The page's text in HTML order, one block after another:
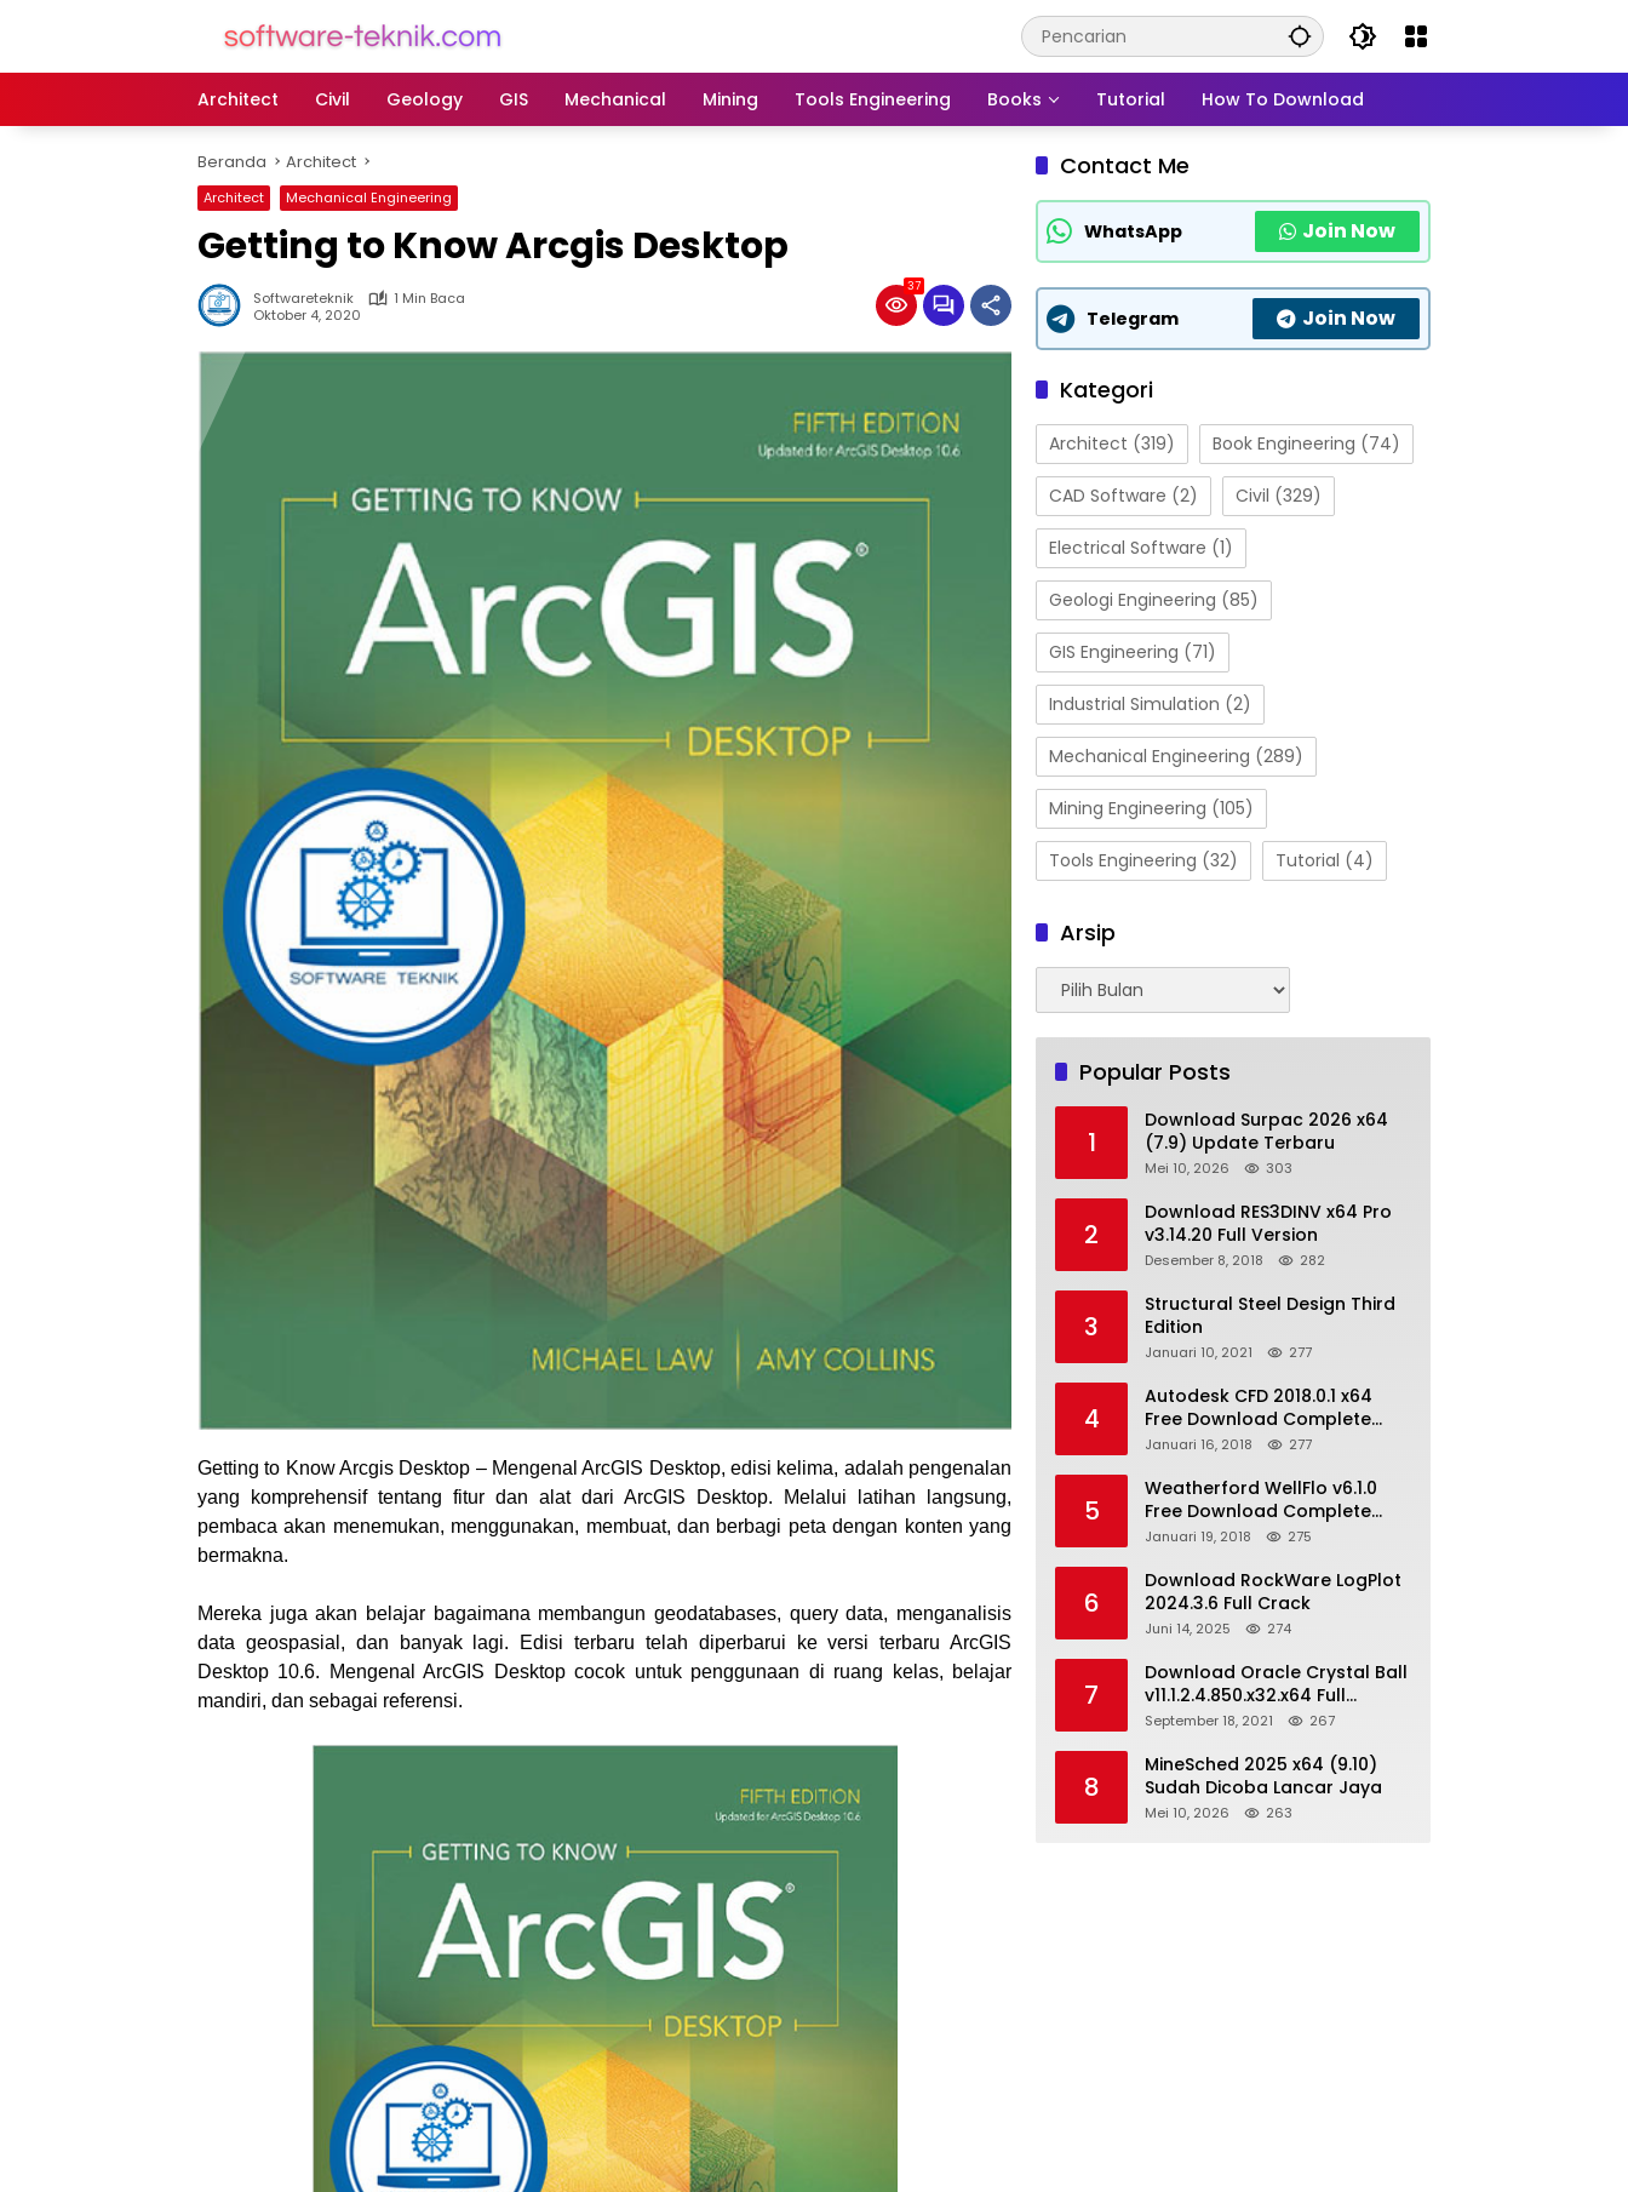
Architect
Civil Geology GIS Mechanical Mining Tools Engineering Books Tutorial How To Download
Beranda Architect
Architect Mechanical Engineering
Getting to Know Arcgis Desktop
Softwareteknik
1 Min Baca
Oktober 4, 2020
37
Getting to Know Arcgis Desktop – Mengenal ArcGIS Desktop, edisi kelima, adalah pengenalan
yang komprehensif tentang fitur dan alat dari ArcGIS Desktop. Melalui latihan langsung,
pembaca akan menemukan, menggunakan, membuat, dan berbagi peta dengan konten yang
bermakna.
Mereka juga akan belajar bagaimana membangun geodatabases, query data, menganalisis
data geospasial, dan banyak lagi. Edisi terbaru telah diperbarui ke versi terbaru ArcGIS
Desktop 10.6. Mengenal ArcGIS Desktop cocok untuk penggunaan di ruang kelas, belajar
mandiri, dan sebagai referensi.
Contact Me
WhatsApp Join Now
Telegram Join Now
Kategori
Architect (319) Book Engineering (74)
CAD Software (2) Civil (329)
Electrical Software (1)
Geologi Engineering (85)
GIS Engineering (71)
Industrial Simulation (2)
Mechanical Engineering (289)
Mining Engineering (105)
Tools Engineering (32) Tutorial (4)
Arsip
Arsip
Popular Posts
1
Download Surpac 2026 x64
(7.9) Update Terbaru
Mei 10, 2026 303
2
Download RES3DINV x64 Pro
v3.14.20 Full Version
Desember 8, 2018 282
3
Structural Steel Design Third
Edition
Januari 10, 2021 277
4
Autodesk CFD 2018.0.1 x64
Free Download Complete
With Keygen
Januari 16, 2018 277
5
Weatherford WellFlo v6.1.0
Free Download Complete
License
Januari 19, 2018 275
6
Download RockWare LogPlot
2024.3.6 Full Crack
Juni 14, 2025 274
7
Download Oracle Crystal Ball
v11.1.2.4.850.x32.x64 Full
Version
September 18, 2021 267
8
MineSched 2025 x64 (9.10)
Sudah Dicoba Lancar Jaya
Mei 10, 2026 263